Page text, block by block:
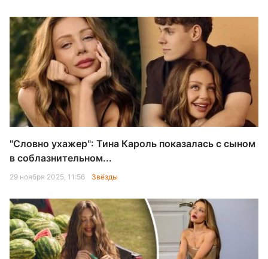
"Словно ухажер": Тина Кароль показалась с сыном
в соблазнительном...
29 ноября 2025, 11:56 Звёзды